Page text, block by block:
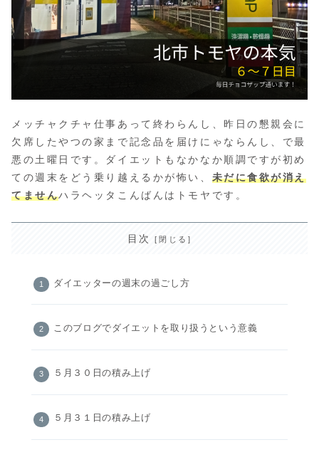
メッチャクチャ仕事あって終わらんし、昨日の懇親会に
欠席したやつの家まで記念品を届けにゃならんし、で最
悪の土曜日です。ダイエットもなかなか順調ですが初め
ての週末をどう乗り越えるかが怖い、 未だに食欲が消え
てませんハラヘッタこんばんはトモヤです。
目次
ダイエッターの週末の過ごし方
このブログでダイエットを取り扱うという意義
５月３０日の積み上げ
５月３１日の積み上げ